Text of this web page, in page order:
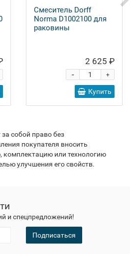
Смеситель Dorff
Norma D1002100 для
раковины
2 625 ₽
+
-
Купить
собой право без
покупателя вносить
комплектацию или технологию
улучшения его свойств.
и спецпредложений!
Подписаться